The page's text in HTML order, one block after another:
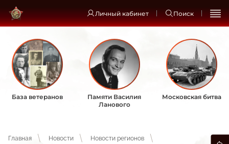
Личный кабинет Поиск
База ветеранов
Памяти Василия
Ланового
Московская битва
Главная Новости
Новости регионов